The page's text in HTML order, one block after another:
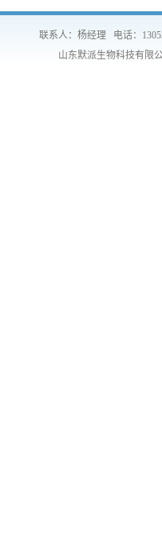
联系人：杨经理 电话：
山东默派生物科技有限